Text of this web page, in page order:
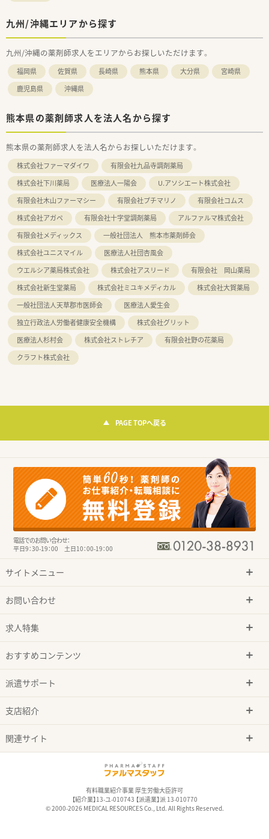
九州/沖縄エリアから探す
九州/沖縄の薬剤師求人をエリアからお探しいただけます。
福岡県 佐賀県 長崎県 熊本県 大分県
宮崎県
鹿児島県
沖縄県
熊本県の薬剤師求人を法人名から探す
熊本県の薬剤師求人を法人名からお探しいただけます。
株式会社ファーマダイワ
有限会社九品寺調剤薬局
株式会社下川薬局
医療法人一陽会
U.アソシエート株式会社
有限会社木山ファーマシー
有限会社プチマリノ
有限会社コムス
株式会社アガペ
有限会社十字堂調剤薬局
アルファルマ株式会社
有限会社メディックス
一般社団法人 熊本市薬剤師会
株式会社ユニスマイル
医療法人社団杏風会
ウエルシア薬局株式会社
株式会社アスリード
有限会社 岡山薬局
株式会社新生堂薬局
株式会社ミユキメディカル
株式会社大賀薬局
一般社団法人天草郡市医師会
医療法人愛生会
独立行政法人労働者健康安全機構
株式会社グリット
医療法人杉村会
株式会社ストレチア
有限会社野の花薬局
クラフト株式会社
PAGE TOPへ戻る
電話でのお問い合わせ：
平日9：30-19：00 土日10：00-19：00
サイトメニュー
お問い合わせ
求人特集
おすすめコンテンツ
派遣サポート
支店紹介
関連サイト
有料職業紹介事業 厚生労働大臣許可
【紹介業】13-ユ-010743 【派遣業】派 13-010770
© 2000-2026 MEDICAL RESOURCES Co., Ltd. All Rights Reserved.